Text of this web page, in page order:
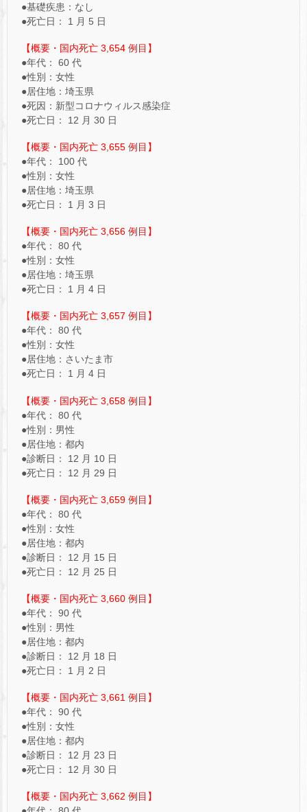
●基礎疾患：なし
●死亡日： 1 月 5 日
【概要・国内死亡 3,654 例目】
●年代： 60 代
●性別：女性
●居住地：埼玉県
●死因：新型コロナウィルス感染症
●死亡日： 12 月 30 日
【概要・国内死亡 3,655 例目】
●年代： 100 代
●性別：女性
●居住地：埼玉県
●死亡日： 1 月 3 日
【概要・国内死亡 3,656 例目】
●年代： 80 代
●性別：女性
●居住地：埼玉県
●死亡日： 1 月 4 日
【概要・国内死亡 3,657 例目】
●年代： 80 代
●性別：女性
●居住地：さいたま市
●死亡日： 1 月 4 日
【概要・国内死亡 3,658 例目】
●年代： 80 代
●性別：男性
●居住地：都内
●診断日： 12 月 10 日
●死亡日： 12 月 29 日
【概要・国内死亡 3,659 例目】
●年代： 80 代
●性別：女性
●居住地：都内
●診断日： 12 月 15 日
●死亡日： 12 月 25 日
【概要・国内死亡 3,660 例目】
●年代： 90 代
●性別：男性
●居住地：都内
●診断日： 12 月 18 日
●死亡日： 1 月 2 日
【概要・国内死亡 3,661 例目】
●年代： 90 代
●性別：女性
●居住地：都内
●診断日： 12 月 23 日
●死亡日： 12 月 30 日
【概要・国内死亡 3,662 例目】